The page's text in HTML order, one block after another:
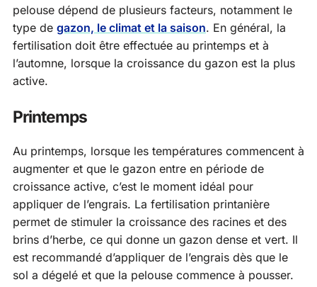
pelouse dépend de plusieurs facteurs, notamment le
type de gazon, le climat et la saison. En général, la
fertilisation doit être effectuée au printemps et à
l’automne, lorsque la croissance du gazon est la plus
active.
Printemps
Au printemps, lorsque les températures commencent à
augmenter et que le gazon entre en période de
croissance active, c’est le moment idéal pour
appliquer de l’engrais. La fertilisation printanière
permet de stimuler la croissance des racines et des
brins d’herbe, ce qui donne un gazon dense et vert. Il
est recommandé d’appliquer de l’engrais dès que le
sol a dégelé et que la pelouse commence à pousser.